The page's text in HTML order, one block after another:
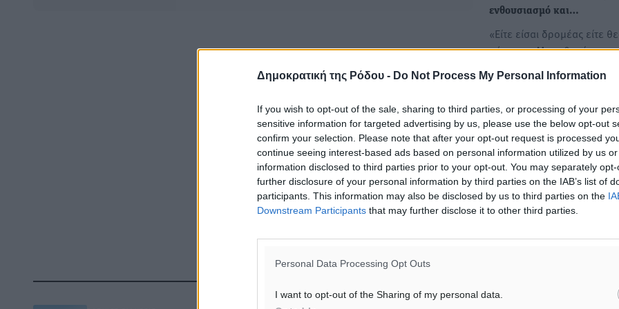
Δημοκρατική της Ρόδου - Do Not Process My Personal Information
If you wish to opt-out of the sale, sharing to third parties, or processing of your
sensitive information for targeted advertising by us, please use the below opt-out
confirm your selection. Please note that after your opt-out request is processed
continue seeing interest-based ads based on personal information utilized by us
information disclosed to third parties prior to your opt-out. You may separately
further disclosure of your personal information by third parties on the IAB’s list of
participants. This information may also be disclosed by us to third parties on the
Downstream Participants that may further disclose it to other third parties.
Personal Data Processing Opt Outs
I want to opt-out of the Sharing of my personal data.
ενθουσιασμό και…
«Είτε είσαι δρομέας είτε
αύρα του Μαραθωνίου
«Aν είσαι νέος, στην Τήλο
ξεχασμένος στην άκρη του
Αιγαίου»
Το πανέμορφο νησί των
Δωδεκανήσων
στο πρόγραμμα Youth
μια δράση…